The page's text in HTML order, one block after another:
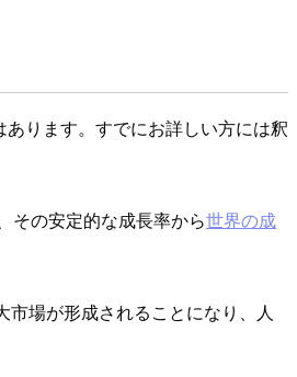
ります。すでにお詳しい方には釈
その安定的な成長率から世界の成
場が形成されることになり、人